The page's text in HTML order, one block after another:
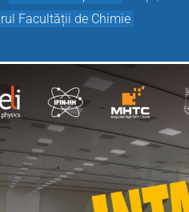
Facultății de Chimie